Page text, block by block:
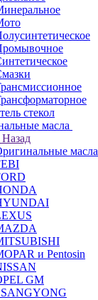
стекол
масла
Назад
масла
и Pentosin
GM